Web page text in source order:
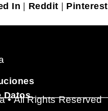
In | Reddit | Pinterest
Datos
• All Rights Reserved